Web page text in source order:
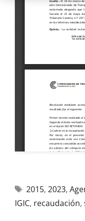
2015, 2023,
IGIC, recaudación,